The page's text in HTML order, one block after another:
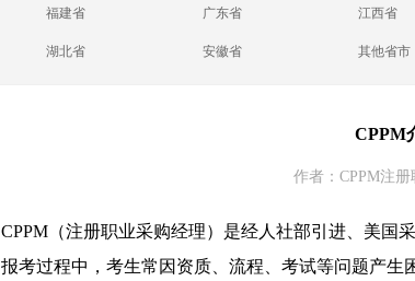
福建省 广东省 江西省
湖北省 安徽省 其他省市
CPPM
作者：CPPM注
CPPM（注册职业采购经理）是经人社部引进、美国
报考过程中，考生常因资质、流程、考试等问题产生